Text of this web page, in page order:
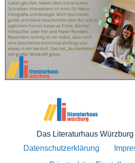
Das Literaturhaus
Datenschutzerklärung